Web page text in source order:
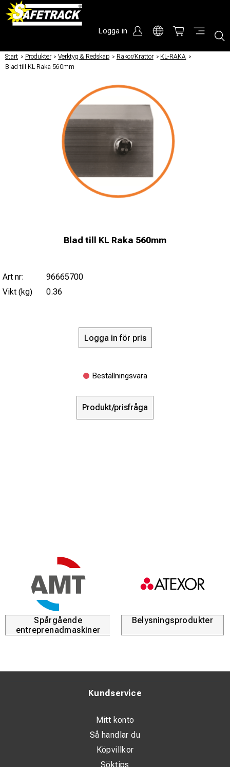
Logga in
Start / Produkter / Verktyg & Redskap / Rakor/Krattor / KL-RAKA /
Blad till KL Raka 560mm
Blad till KL Raka 560mm
Art nr:
96665700
Vikt (kg)
0.36
Logga in för pris
Beställningsvara
Produkt/prisfråga
Spårgående
entreprenadmaskiner
Belysningsprodukter
Kundservice
Mitt konto
Så handlar du
Köpvillkor
Söktips